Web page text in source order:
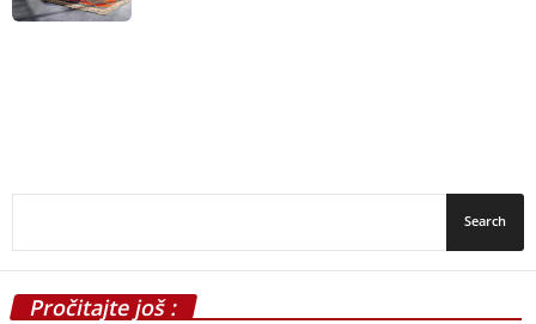
Pročitajte još :